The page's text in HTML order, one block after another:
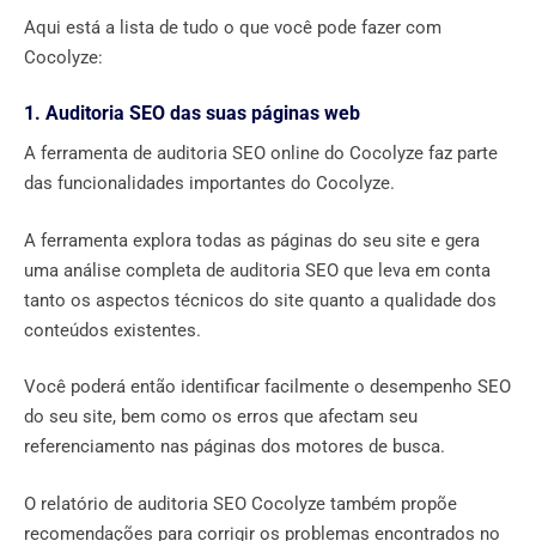
Aqui está a lista de tudo o que você pode fazer com
Cocolyze:
1. Auditoria SEO das suas páginas web
A ferramenta de auditoria SEO online do Cocolyze faz parte
das funcionalidades importantes do Cocolyze.
A ferramenta explora todas as páginas do seu site e gera
uma análise completa de auditoria SEO que leva em conta
tanto os aspectos técnicos do site quanto a qualidade dos
conteúdos existentes.
Você poderá então identificar facilmente o desempenho SEO
do seu site, bem como os erros que afectam seu
referenciamento nas páginas dos motores de busca.
O relatório de auditoria SEO Cocolyze também propõe
recomendações para corrigir os problemas encontrados no